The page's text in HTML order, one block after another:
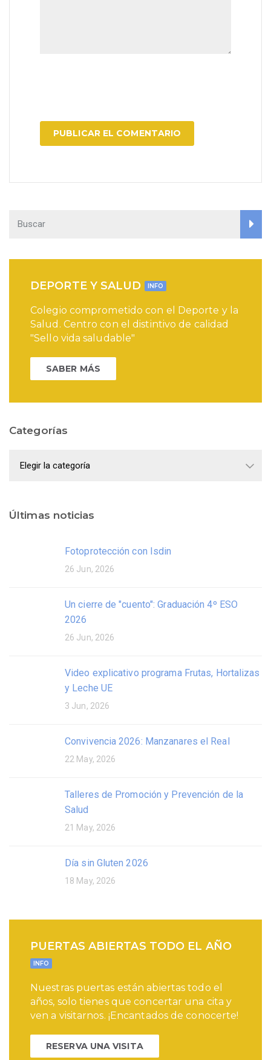
DEPORTE Y SALUD INFO
Colegio comprometido con el Deporte y la
Salud. Centro con el distintivo de calidad
"Sello vida saludable"
SABER MÁS
Categorías
Últimas noticias
Fotoprotección con Isdin
26 Jun, 2026
Un cierre de "cuento": Graduación 4º ESO
2026
26 Jun, 2026
Video explicativo programa Frutas, Hortalizas
y Leche UE
3 Jun, 2026
Convivencia 2026: Manzanares el Real
22 May, 2026
Talleres de Promoción y Prevención de la
Salud
21 May, 2026
Día sin Gluten 2026
18 May, 2026
PUERTAS ABIERTAS TODO EL AÑO
INFO
Nuestras puertas están abiertas todo el
años, solo tienes que concertar una cita y
ven a visitarnos. ¡Encantados de conocerte!
RESERVA UNA VISITA